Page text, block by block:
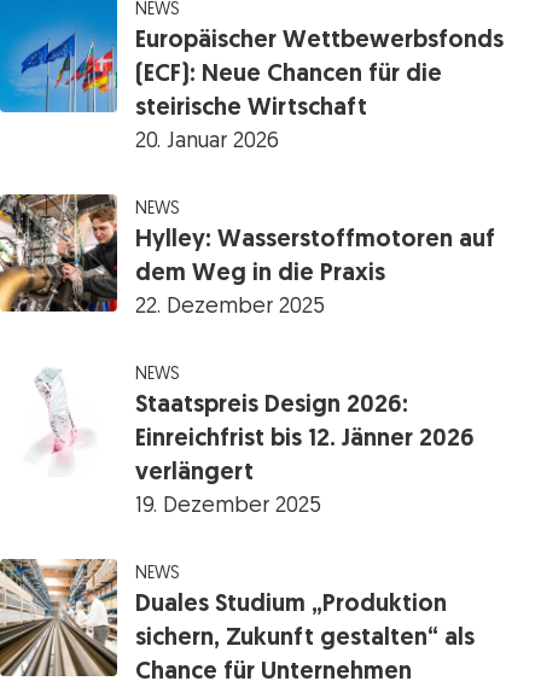
NEWS
Europäischer Wettbewerbsfonds
(ECF): Neue Chancen für die
steirische Wirtschaft
20. Januar 2026
NEWS
Hylley: Wasserstoffmotoren auf
dem Weg in die Praxis
22. Dezember 2025
NEWS
Staatspreis Design 2026:
Einreichfrist bis 12. Jänner 2026
verlängert
19. Dezember 2025
NEWS
Duales Studium „Produktion
sichern, Zukunft gestalten“ als
Chance für Unternehmen